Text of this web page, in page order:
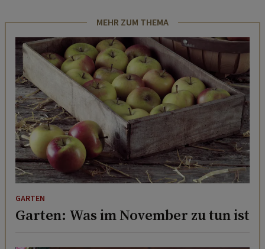
MEHR ZUM THEMA
GARTEN
Garten: Was im November zu tun ist